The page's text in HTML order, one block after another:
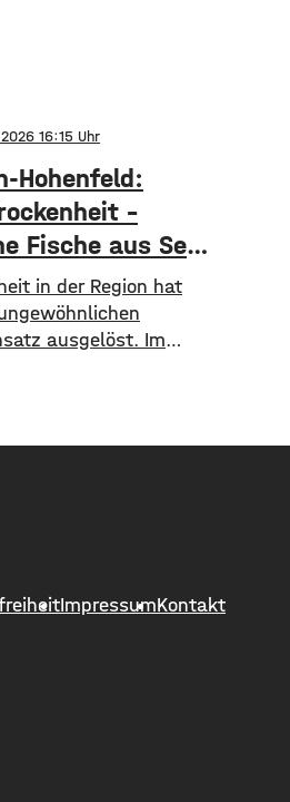
16:15
Hohenfeld:
–
Fische aus See
in der Region hat
ausgelöst. Im
den heißen Tagen und
und
ImpressumKontakt